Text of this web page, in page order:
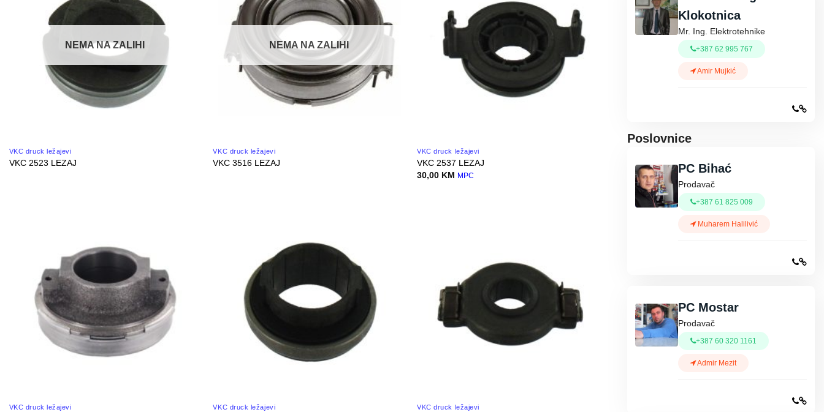
NEMA NA ZALIHI
VKC druck ležajevi
VKC 2523 LEZAJ
NEMA NA ZALIHI
VKC druck ležajevi
VKC 3516 LEZAJ
VKC druck ležajevi
VKC 2537 LEZAJ
30,00 KM MPC
VKC druck ležajevi VKC druck ležajevi VKC druck ležajevi
Klokotnica
Mr. Ing. Elektrotehnike
+387 62 995 767
Amir Mujkić
Poslovnice
PC Bihać
Prodavač
+387 61 825 009
Muharem Halilivić
PC Mostar
Prodavač
+387 60 320 1161
Admir Mezit